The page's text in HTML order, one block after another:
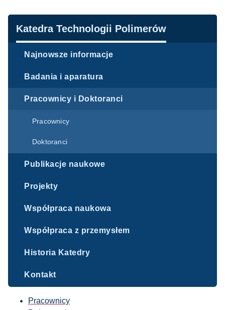
Nawigacja
Katedra Technologii Polimerów
Najnowsze informacje
Badania i aparatura
Pracownicy i Doktoranci
Pracownicy
Doktoranci
Publikacje naukowe
Projekty
Współpraca naukowa
Współpraca z przemysłem
Historia Katedry
Kontakt
Pracownicy